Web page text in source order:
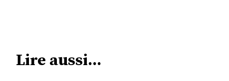
Lire aussi...